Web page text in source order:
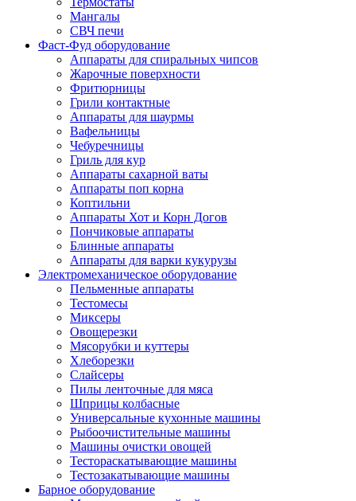
Мангалы
СВЧ печи
Фаст-Фуд оборудование
Аппараты для спиральных чипсов
Жарочные поверхности
Фритюрницы
Грили контактные
Аппараты для шаурмы
Вафельницы
Чебуречницы
Гриль для кур
Аппараты сахарной ваты
Аппараты поп корна
Коптильни
Аппараты Хот и Корн Догов
Пончиковые аппараты
Блинные аппараты
Аппараты для варки кукурузы
Электромеханическое оборудование
Пельменные аппараты
Тестомесы
Миксеры
Овощерезки
Мясорубки и куттеры
Хлеборезки
Слайсеры
Пилы ленточные для мяса
Шприцы колбасные
Универсальные кухонные машины
Рыбоочистительные машины
Машины очистки овощей
Тестораскатывающие машины
Тестозакатывающие машины
Барное оборудование